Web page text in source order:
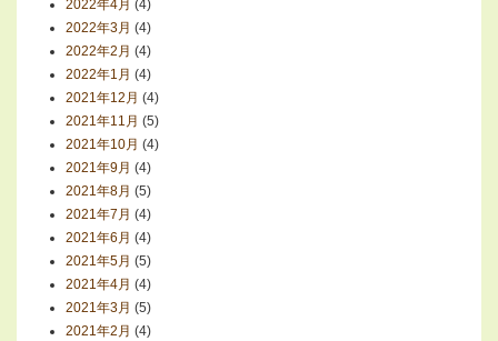
2022年4月 (4)
2022年3月 (4)
2022年2月 (4)
2022年1月 (4)
2021年12月 (4)
2021年11月 (5)
2021年10月 (4)
2021年9月 (4)
2021年8月 (5)
2021年7月 (4)
2021年6月 (4)
2021年5月 (5)
2021年4月 (4)
2021年3月 (5)
2021年2月 (4)